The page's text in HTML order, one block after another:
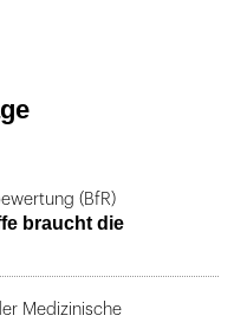
(BfR)
braucht die
Medizinische